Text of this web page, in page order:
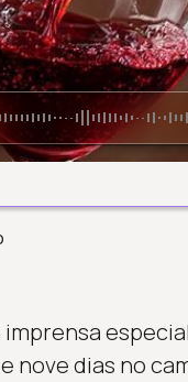
nove dias no